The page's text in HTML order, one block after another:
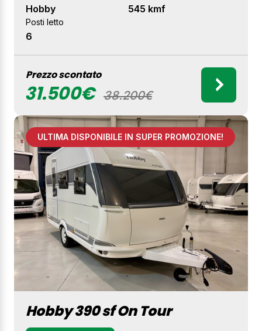
Hobby 545 kmf
Posti letto
6
Prezzo scontato
31.500€ 38.200€
ULTIMA DISPONIBILE IN SUPER PROMOZIONE!
Hobby 390 sf On Tour